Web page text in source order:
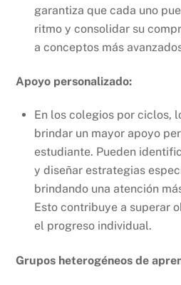
garantiza que cada uno
ritmo y consolidar su
a conceptos más
Apoyo personalizado:
En los colegios por ciclos,
brindar un mayor apoyo
estudiante. Pueden
y diseñar estrategias
brindando una atención
Esto contribuye a superar
el progreso individual.
Grupos heterogéneos de